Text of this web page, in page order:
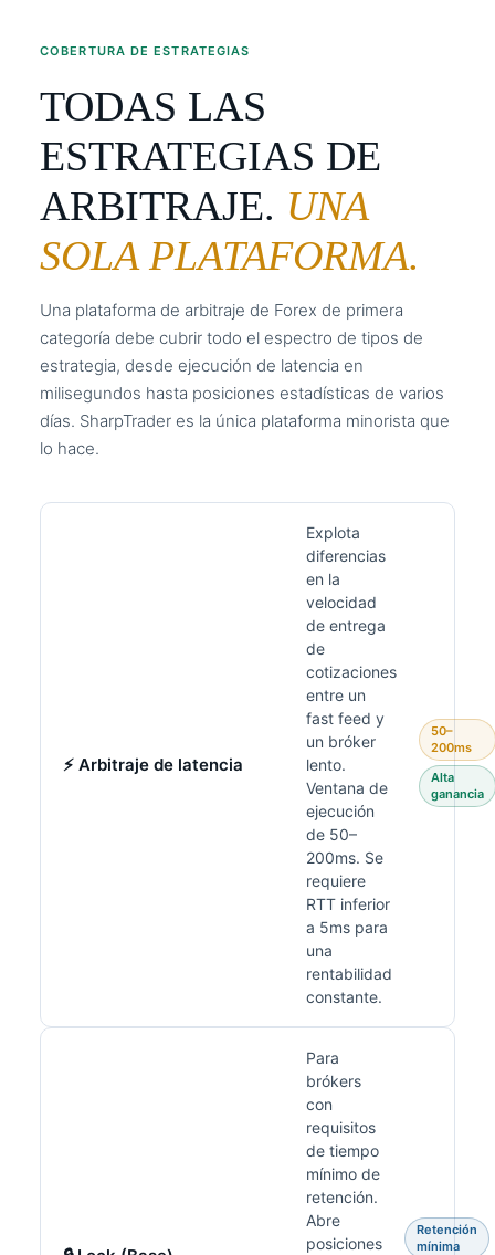
COBERTURA DE ESTRATEGIAS
TODAS LAS
ESTRATEGIAS DE
ARBITRAJE. UNA
SOLA PLATAFORMA.
Una plataforma de arbitraje de Forex de primera
categoría debe cubrir todo el espectro de tipos de
estrategia, desde ejecución de latencia en
milisegundos hasta posiciones estadísticas de varios
días. SharpTrader es la única plataforma minorista que
lo hace.
⚡ Arbitraje de latencia
Explota
diferencias
en la
velocidad
de entrega
de
cotizaciones
entre un
fast feed y
un bróker
lento.
Ventana de
ejecución
de 50–
200ms. Se
requiere
RTT inferior
a 5ms para
una
rentabilidad
constante.
50–
200ms
Alta
ganancia
Para
brókers
con
requisitos
de tiempo
mínimo de
retención.
Abre
posiciones
Retención
mínima